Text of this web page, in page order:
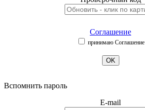
Соглашение
принимаю Соглашение
OK
Вспомнить пароль
E-mail